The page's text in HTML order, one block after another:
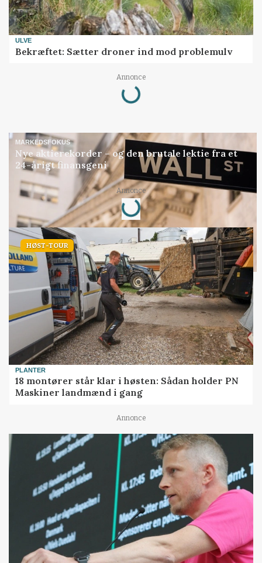
ULVE
Bekræftet: Sætter droner ind mod problemulv
Annonce
Loading...
MARKEDSFOKUS
Nye aktierekorder – og den brutale lektie fra et
24-årigt finansgeni
Annonce
Loading...
HØST-TOUR
PLANTER
18 montører står klar i høsten: Sådan holder PN
Maskiner landmænd i gang
Annonce